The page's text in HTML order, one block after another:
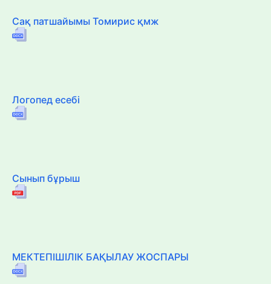
Сақ патшайымы Томирис қмж
Логопед есебі
Сынып бұрыш
МЕКТЕПІШІЛІК БАҚЫЛАУ ЖОСПАРЫ